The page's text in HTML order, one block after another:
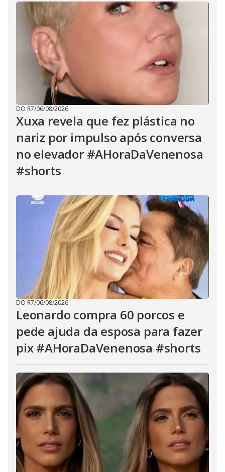
DO R7/06/08/2026
Xuxa revela que fez plástica no
nariz por impulso após conversa
no elevador #AHoraDaVenenosa
#shorts
DO R7/06/08/2026
Leonardo compra 60 porcos e
pede ajuda da esposa para fazer
pix #AHoraDaVenenosa #shorts